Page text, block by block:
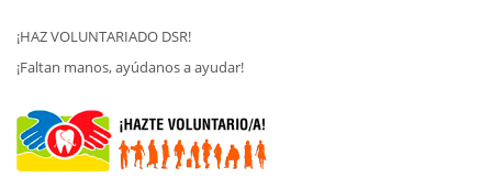
¡HAZ VOLUNTARIADO DSR!
¡Faltan manos, ayúdanos a ayudar!